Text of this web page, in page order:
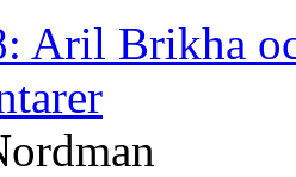
Aril Brikha